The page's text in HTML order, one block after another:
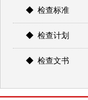
◆ 检查标准
◆ 检查计划
◆ 检查文书